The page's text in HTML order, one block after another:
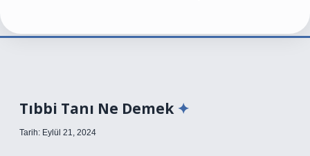
Tıbbi Tanı Ne Demek
Tarih: Eylül 21, 2024